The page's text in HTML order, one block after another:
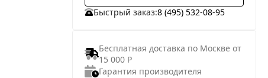
Быстрый заказ:8 (495) 532-08-95
Бесплатная доставка по Москве от
15 000 Р
Гарантия производителя